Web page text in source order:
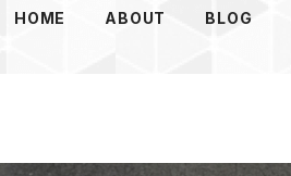
HOME ABOUT BLOG